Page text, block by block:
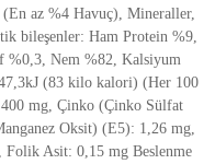
az %4 Havuç), Mineraller,
bileşenler: Ham Protein %9,
%0,3, Nem %82, Kalsiyum
(83 kilo kalori) (Her 100
mg, Çinko (Çinko Sülfat
Oksit) (E5): 1,26 mg,
Asit: 0,15 mg Beslenme